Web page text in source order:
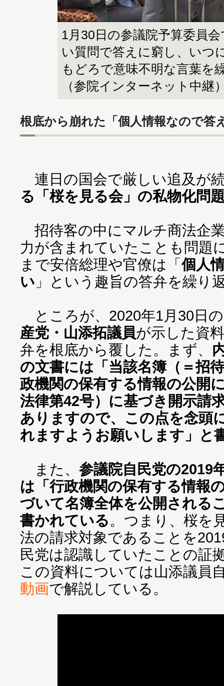
1月30日の参議院予算委員
い質問で答えに窮し、いつ
もどろで意味不明な言葉
（参院インターネット中継
根底から崩れた「個人情報なので答
連日の国会で厳しい追及が
る「桜を見る会」の私物化問
招待客の中にマルチ商法企
力が含まれていたことも問題
まで安倍総理や官僚は「個人
い 」という趣旨の答弁を繰り
ところが、2020年1月30日
産党・山添拓議員が示した資
弁を根底から覆した。まず、
の文書には「当該名簿（＝招
政機関の保有する情報の公開
法律第42号）に基づき開示請
ありますので、この点を念頭
れますようお願いします」と
また、 参議院自民党の2019
は「行政機関の保有する情報
づいて名簿全体を公開される
書かれている。つまり、桜を
法の請求対象であることを
民党は認識していたことの証
この資料については山添議員
動画で解説している。